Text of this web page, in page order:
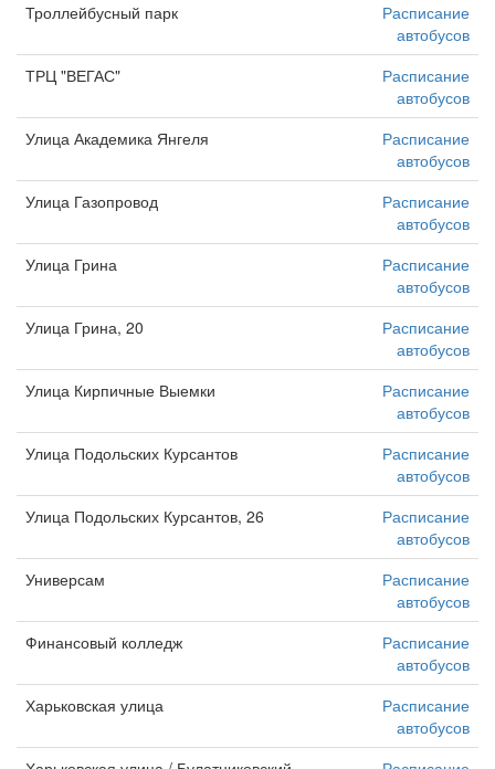
Троллейбусный парк
Расписание
автобусов
ТРЦ "ВЕГАС"
Расписание
автобусов
Улица Академика Янгеля
Расписание
автобусов
Улица Газопровод
Расписание
автобусов
Улица Грина
Расписание
автобусов
Улица Грина, 20
Расписание
автобусов
Улица Кирпичные Выемки
Расписание
автобусов
Улица Подольских Курсантов
Расписание
автобусов
Улица Подольских Курсантов, 26
Расписание
автобусов
Универсам
Расписание
автобусов
Финансовый колледж
Расписание
автобусов
Харьковская улица
Расписание
автобусов